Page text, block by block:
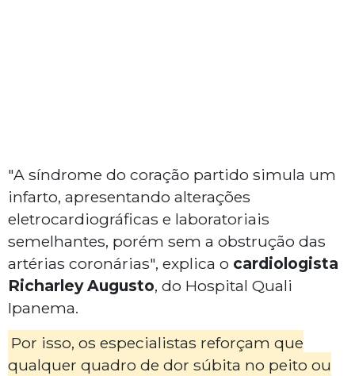
"A síndrome do coração partido simula um
infarto, apresentando alterações
eletrocardiográficas e laboratoriais
semelhantes, porém sem a obstrução das
artérias coronárias", explica o cardiologista
Richarley Augusto, do Hospital Quali
Ipanema.
Por isso, os especialistas reforçam que
qualquer quadro de dor súbita no peito ou